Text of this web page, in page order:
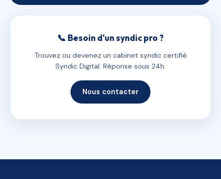
📞 Besoin d'un syndic pro ?
Trouvez ou devenez un cabinet syndic certifié
Syndic Digital. Réponse sous 24h.
Nous contacter